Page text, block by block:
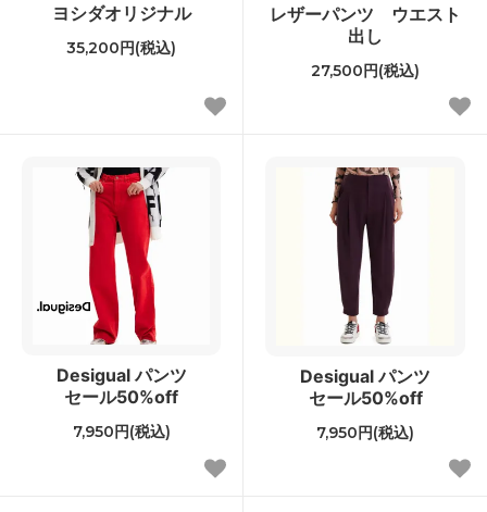
ヨシダオリジナル
35,200円(税込)
レザーパンツ ウエスト
出し
27,500円(税込)
Desigual パンツ
セール50%off
7,950円(税込)
Desigual パンツ
セール50%off
7,950円(税込)